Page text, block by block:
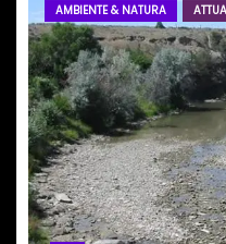
AMBIENTE & NATURA